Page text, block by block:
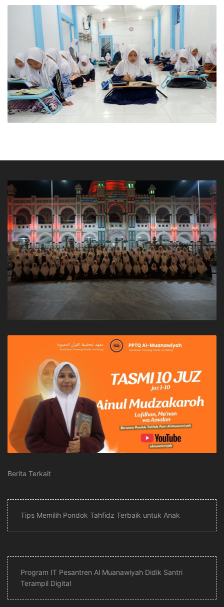
Berita Terkait
Tips Memilih Pondok Tahfidz Terbaik untuk Anak
Program IT Pesantren Al Muanawiyah Didik Santri
Terampil Digital